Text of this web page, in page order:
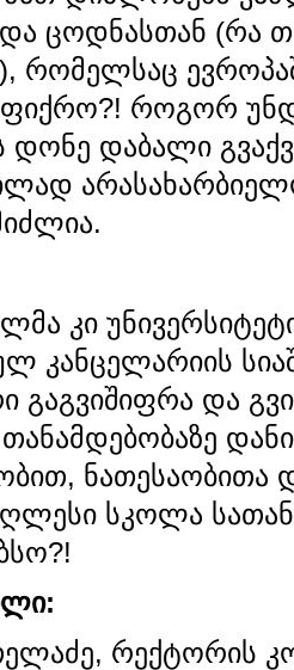
ცოდნასთან (რა
რომელსაც
როგორ
დონე დაბალი
კი
კანცელარიის
გაგვიშიფრა და
ნათესაობითა
სკოლა
:
რექტორის